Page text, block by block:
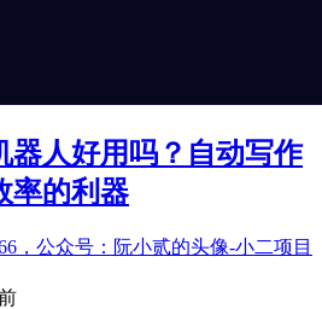
器人好用吗？自动写作
率的利器